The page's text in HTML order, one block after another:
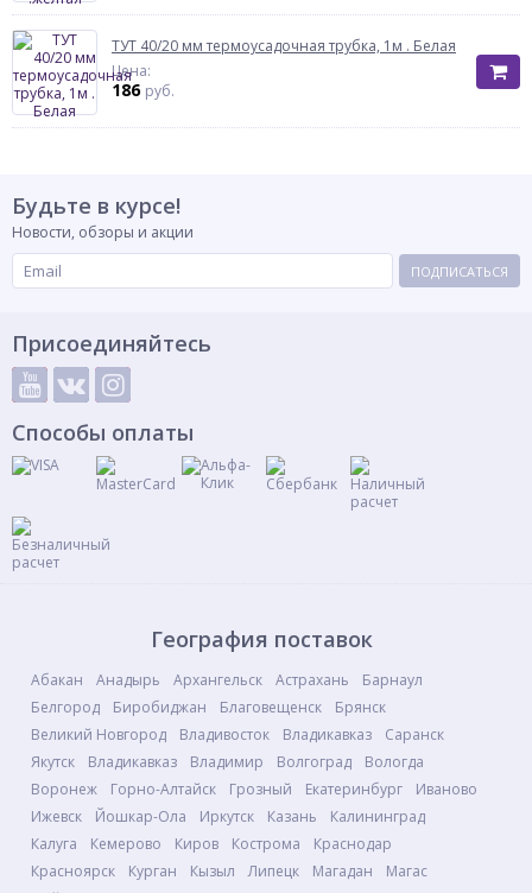
ТУТ 40/20 мм термоусадочная трубка, 1м . Белая
Цена:
186 руб.
Будьте в курсе!
Новости, обзоры и акции
ПОДПИСАТЬСЯ
Присоединяйтесь
Способы оплаты
География поставок
Абакан Анадырь Архангельск Астрахань
Барнаул
Белгород
Биробиджан Благовещенск
Брянск
Великий Новгород
Владивосток Владикавказ
Саранск
Якутск
Владикавказ Владимир Волгоград
Вологда
Воронеж
Горно-Алтайск Грозный Екатеринбург
Иваново
Ижевск
Йошкар-Ола Иркутск Казань
Калининград
Калуга
Кемерово Киров Кострома
Краснодар
Красноярск
Курган Кызыл Липецк Магадан
Магас